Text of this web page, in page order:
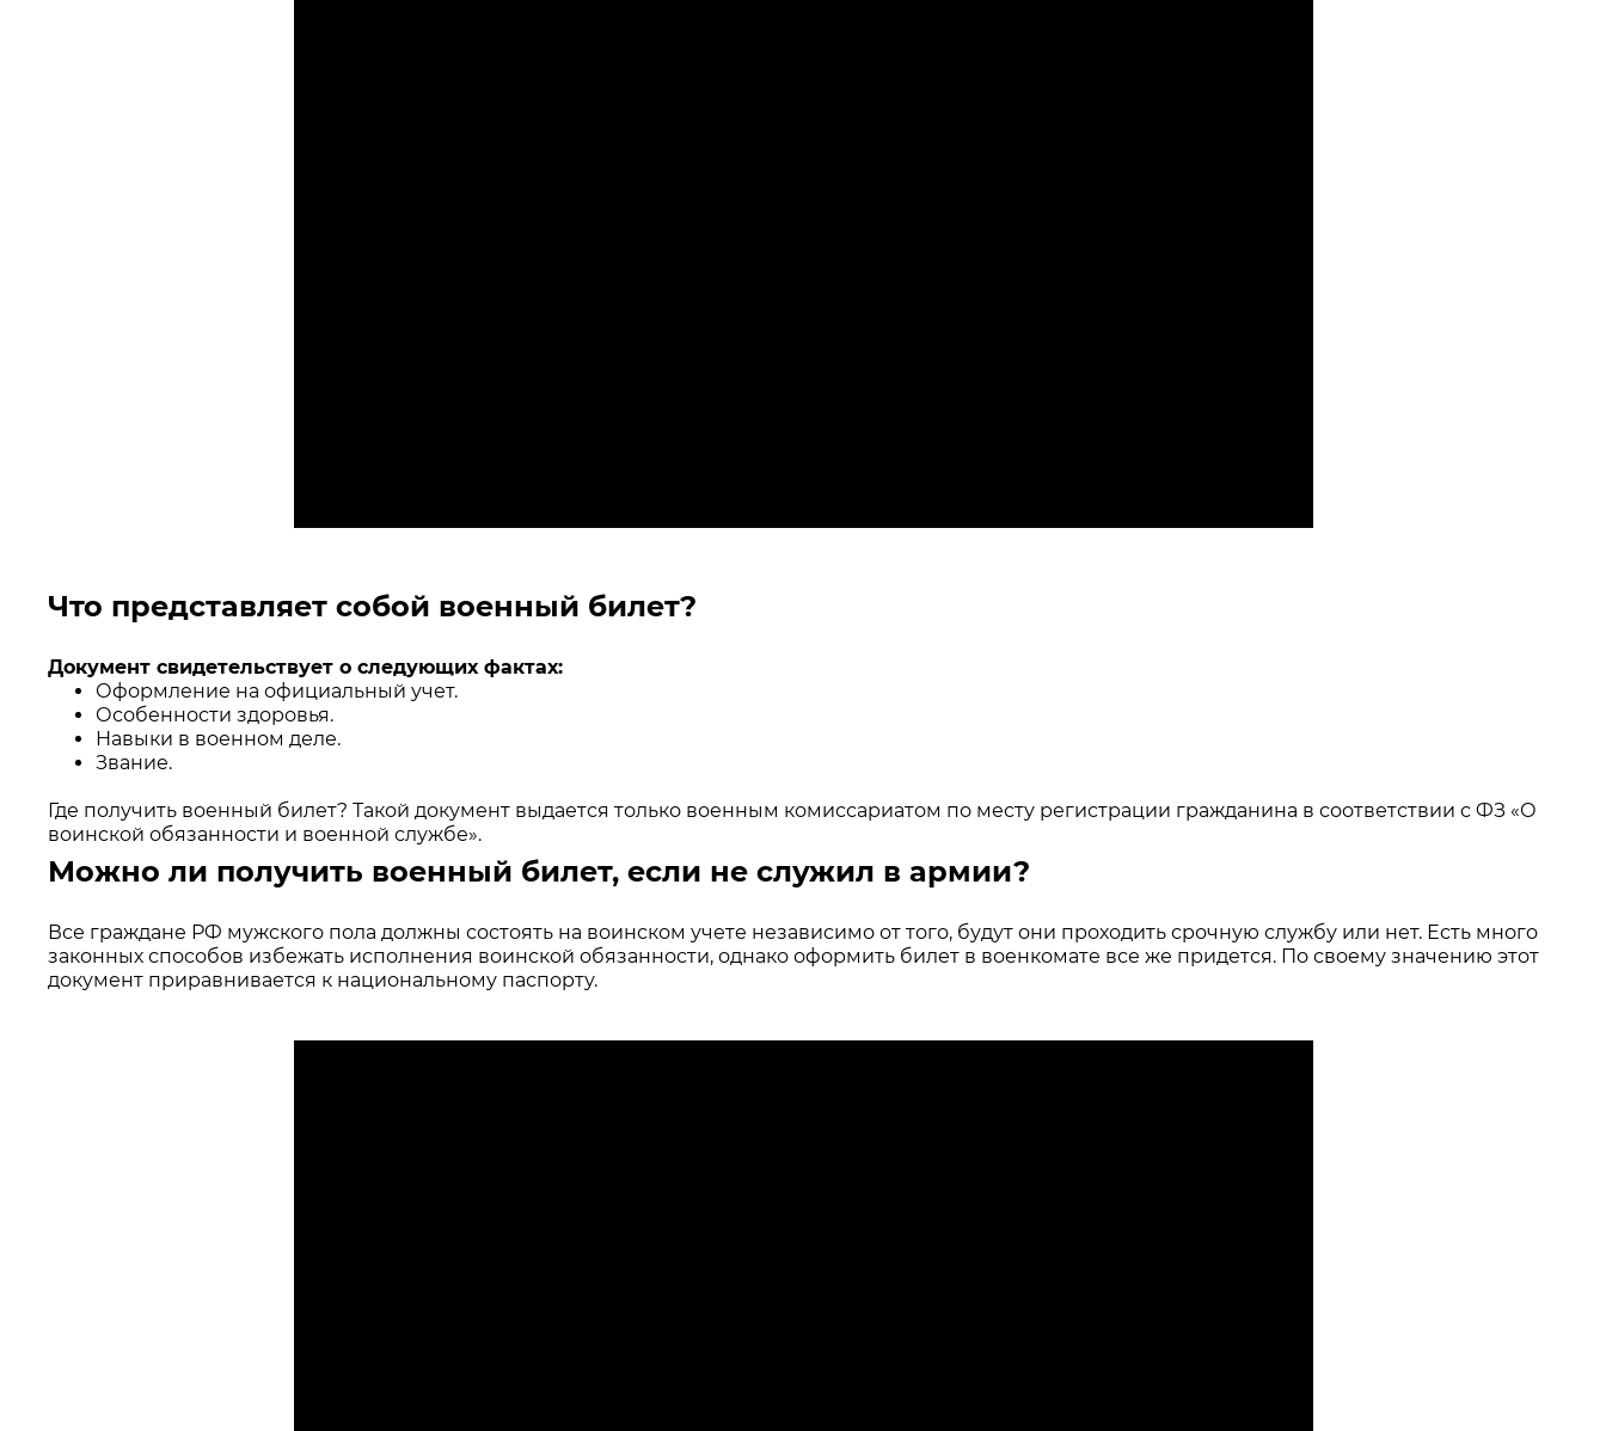
Что представляет собой военный билет?
Документ свидетельствует о следующих фактах:
Оформление на официальный учет.
Особенности здоровья.
Навыки в военном деле.
Звание.
Где получить военный билет? Такой документ выдается только военным комиссариатом по месту регистрации гражданина в соответствии с ФЗ «О
воинской обязанности и военной службе».
Можно ли получить военный билет, если не служил в армии?
Все граждане РФ мужского пола должны состоять на воинском учете независимо от того, будут они проходить срочную службу или нет. Есть много
законных способов избежать исполнения воинской обязанности, однако оформить билет в военкомате все же придется. По своему значению этот
документ приравнивается к национальному паспорту.